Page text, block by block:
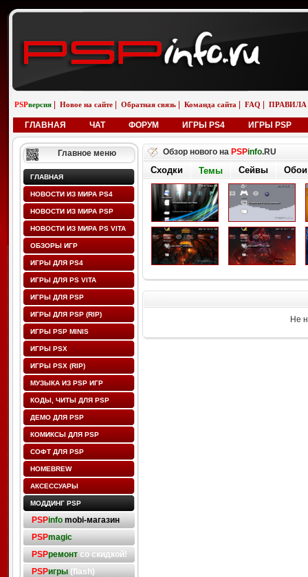
PSPверсия Новое на сайте Обратная связь Команда сайта FAQ ПРАВИЛА
ГЛАВНАЯ ЧАТ ФОРУМ ИГРЫ PS4 ИГРЫ PSP
Главное меню
ГЛАВНАЯ
НОВОСТИ ИЗ МИРА PS4
НОВОСТИ ИЗ МИРА PSP
НОВОСТИ ИЗ МИРА PS VITA
ОБЗОРЫ ИГР
ИГРЫ ДЛЯ PS4
ИГРЫ ДЛЯ PS VITA
ИГРЫ ДЛЯ PSP
ИГРЫ ДЛЯ PSP (RIP)
ИГРЫ PSP MINIS
ИГРЫ PSX
ИГРЫ PSX (RIP)
МУЗЫКА ИЗ PSP ИГР
КОДЫ, ЧИТЫ ДЛЯ PSP
ДЕМО ДЛЯ PSP
КОМИКСЫ ДЛЯ PSP
СОФТ ДЛЯ PSP
HOMEBREW
АКСЕССУАРЫ
МОДДИНГ PSP
PSPinfo mobi-магазин
PSPmagic
PSPремонтсо скидкой!
PSPигры(flash)
Обзор нового на PSPinfo.RU
Сходки Темы Сейвы Обои
Не